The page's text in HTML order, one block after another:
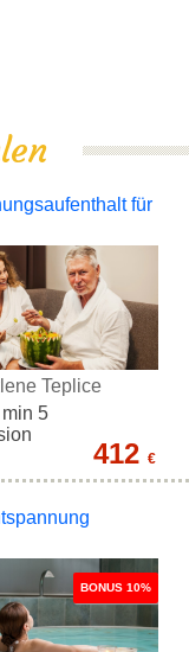
für
Teplice
5
412 €
BONUS 10%